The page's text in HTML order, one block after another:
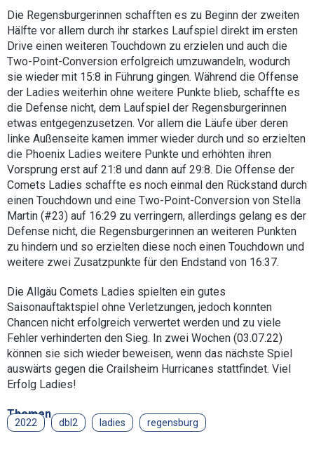
Die Regensburgerinnen schafften es zu Beginn der zweiten
Hälfte vor allem durch ihr starkes Laufspiel direkt im ersten
Drive einen weiteren Touchdown zu erzielen und auch die
Two-Point-Conversion erfolgreich umzuwandeln, wodurch
sie wieder mit 15:8 in Führung gingen. Während die Offense
der Ladies weiterhin ohne weitere Punkte blieb, schaffte es
die Defense nicht, dem Laufspiel der Regensburgerinnen
etwas entgegenzusetzen. Vor allem die Läufe über deren
linke Außenseite kamen immer wieder durch und so erzielten
die Phoenix Ladies weitere Punkte und erhöhten ihren
Vorsprung erst auf 21:8 und dann auf 29:8. Die Offense der
Comets Ladies schaffte es noch einmal den Rückstand durch
einen Touchdown und eine Two-Point-Conversion von Stella
Martin (#23) auf 16:29 zu verringern, allerdings gelang es der
Defense nicht, die Regensburgerinnen an weiteren Punkten
zu hindern und so erzielten diese noch einen Touchdown und
weitere zwei Zusatzpunkte für den Endstand von 16:37.
Die Allgäu Comets Ladies spielten ein gutes
Saisonauftaktspiel ohne Verletzungen, jedoch konnten
Chancen nicht erfolgreich verwertet werden und zu viele
Fehler verhinderten den Sieg. In zwei Wochen (03.07.22)
können sie sich wieder beweisen, wenn das nächste Spiel
auswärts gegen die Crailsheim Hurricanes stattfindet. Viel
Erfolg Ladies!
Themen
2022 dbl2 ladies regensburg